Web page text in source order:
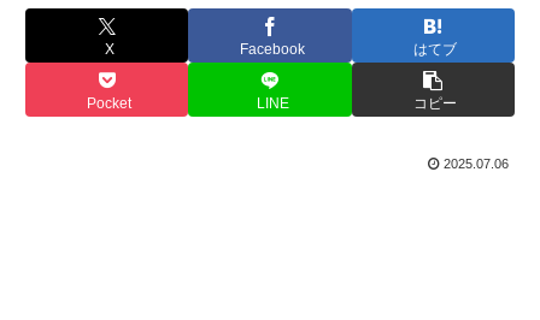
X Facebook はてブ
Pocket LINE コピー
2025.07.06